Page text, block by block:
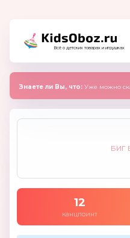
Всё о детских товарах и игрушках
Знаете ли Вы, что: Уже можно скачать
БИГ
12
канцпоинт